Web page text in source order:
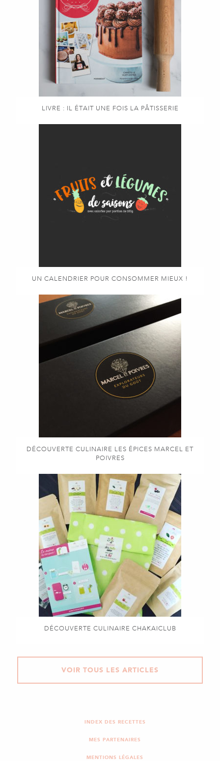
LIVRE : IL ÉTAIT UNE FOIS LA PÂTISSERIE
UN CALENDRIER POUR CONSOMMER MIEUX !
DÉCOUVERTE CULINAIRE LES ÉPICES MARCEL ET
POIVRES
DÉCOUVERTE CULINAIRE CHAKAICLUB
VOIR TOUS LES ARTICLES
INDEX DES RECETTES
MES PARTENAIRES
MENTIONS LÉGALES